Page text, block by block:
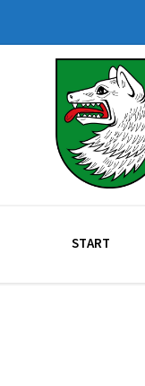
navigation
START